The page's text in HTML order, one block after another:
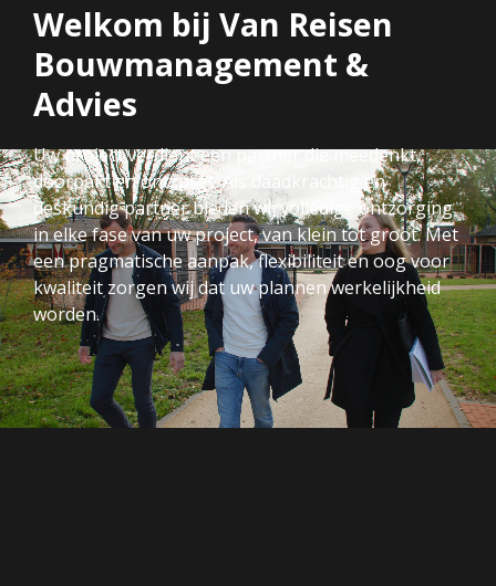
Welkom bij Van Reisen
Bouwmanagement &
Advies
Uw project verdient een partner die meedenkt,
doorpakt en ontzorgt. Als daadkrachtig en
deskundig partner bieden wij volledige ontzorging
in elke fase van uw project, van klein tot groot. Met
een pragmatische aanpak, flexibiliteit en oog voor
kwaliteit zorgen wij dat uw plannen werkelijkheid
worden.